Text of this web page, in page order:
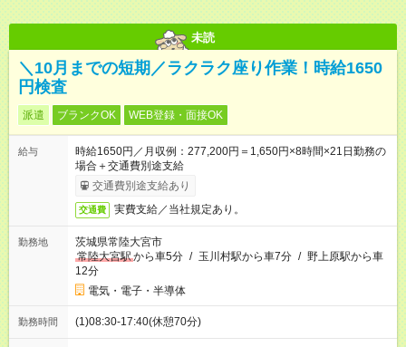
未読
＼10月までの短期／ラクラク座り作業！時給1650
円検査
派遣 ブランクOK WEB登録・面接OK
給与
時給1650円／月収例：277,200円＝1,650円×8時間×21日勤務の
場合＋交通費別途支給
交通費別途支給あり
交通費 実費支給／当社規定あり。
勤務地
茨城県常陸大宮市
常陸大宮駅から車5分 / 玉川村駅から車7分 / 野上原駅から車
12分
電気・電子・半導体
勤務時間 (1)08:30-17:40(休憩70分)